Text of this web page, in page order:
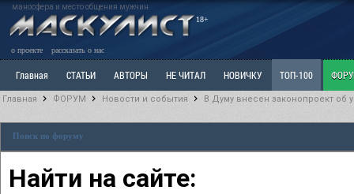
маносфера и место общения мужчин
18+
о проекте рассказать о нас
Главная СТАТЬИ АВТОРЫ НЕ ЧИТАЛ НОВИЧКУ ТОП-100
Ветка: Наболевшее. Выскажись!
РАЗДЕЛ: Разное
Главная ФОРУМ Новости и события В Думу внесен законопроект об
Поиск по форуму
Найти на сайте: